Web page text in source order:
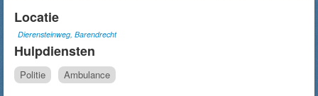
Locatie
Dierensteinweg, Barendrecht
Hulpdiensten
Politie Ambulance